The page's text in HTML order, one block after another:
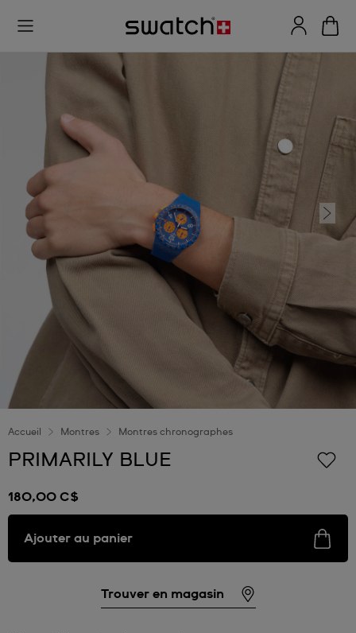
Accueil Montres Montres chronographes
PRIMARILY BLUE
180,00 C$
Ajouter au panier
Trouver en magasin